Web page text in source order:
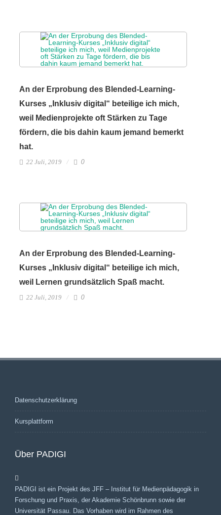
An der Erprobung des Blended-Learning-
Kurses „Inklusiv digital“ beteilige ich mich,
weil Medienprojekte oft Stärken zu Tage
fördern, die bis dahin kaum jemand bemerkt
hat.
22 Juli, 2019 0
An der Erprobung des Blended-Learning-
Kurses „Inklusiv digital“ beteilige ich mich,
weil Lernen grundsätzlich Spaß macht.
22 Juli, 2019 0
Datenschutzerklärung
Kursplattform
Über PADIGI
PADIGI ist ein Projekt des JFF – Institut für Medienpädagogik in
Forschung und Praxis, der Akademie Schönbrunn sowie der
Universität Passau. Das Vorhaben wird im Rahmen des